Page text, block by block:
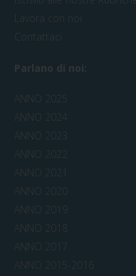
Lavora con noi
Contattaci
Parlano di noi:
ANNO 2025
ANNO 2024
ANNO 2023
ANNO 2022
ANNO 2021
ANNO 2020
ANNO 2019
ANNO 2018
ANNO 2017
ANNO 2015-2016